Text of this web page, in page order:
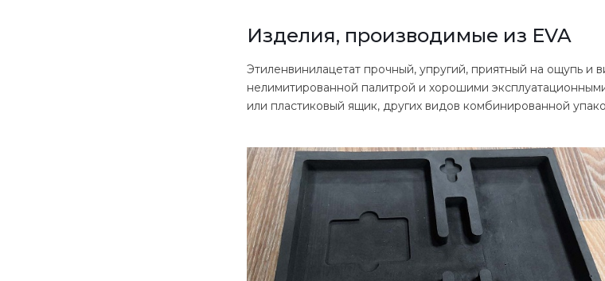
Изделия, производимые из EVA
Этиленвинилацетат прочный, упругий, приятный на ощупь и
нелимитированной палитрой и хорошими
или пластиковый ящик, других видов комбинированной